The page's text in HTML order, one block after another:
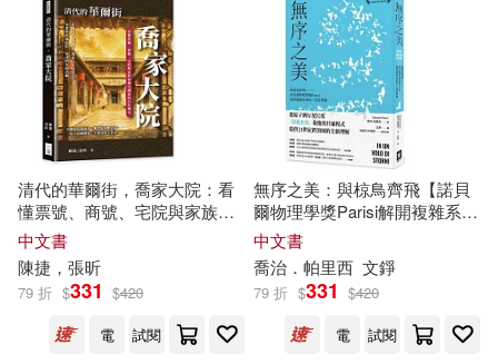
休閒生活(576)
婦幼生活(1051)
餐廚生活(2740)
電子票證(46)
鞋包配件(3653) 票券(54)
杜志建（主編）(217)
曲一線(205)
台灣牛頓出版公司(200)
（英）柯南·道爾(179)
中公教育教師招聘考試研究院(177)
(可複選)
科學出版社(9847)
清華大學出版社(7237)
機械工業出版社(6923)
高等教育出版社(4448)
電子工業出版社(4418)
展開
配送方式 (可複選)
清代的華爾街，喬家大院：看
懂票號、商號、宅院與家族治
理交織出的百年傳奇
中文書
陳捷，張昕
79 折 $331 $420
電
試閱
無序之美：與椋鳥齊飛【諾貝
爾物理學獎Parisi解開複雜系統
的八堂思辨課】
中文書
喬治．帕里西 文錚
79 折 $331 $420
電
試閱